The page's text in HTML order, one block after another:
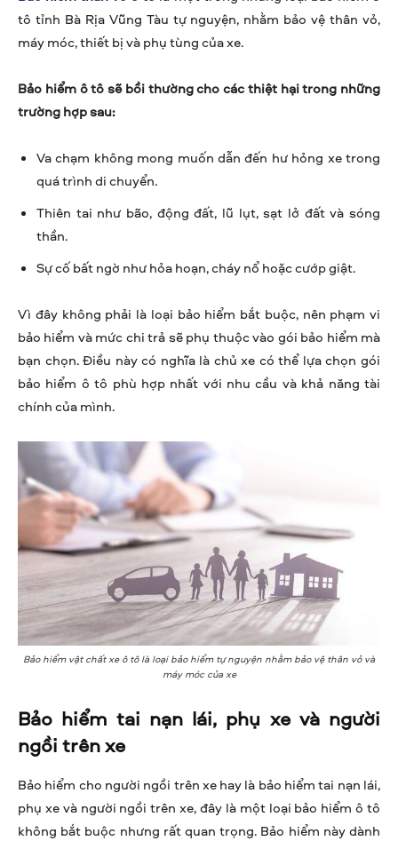
tô tỉnh Bà Rịa Vũng Tàu tự nguyện, nhằm bảo vệ thân vỏ,
máy móc, thiết bị và phụ tùng của xe.
Bảo hiểm ô tô sẽ bồi thường cho các thiệt hại trong những
trường hợp sau:
Va chạm không mong muốn dẫn đến hư hỏng xe trong
quá trình di chuyển.
Thiên tai như bão, động đất, lũ lụt, sạt lở đất và sóng
thần.
Sự cố bất ngờ như hỏa hoạn, cháy nổ hoặc cướp giật.
Vì đây không phải là loại bảo hiểm bắt buộc, nên phạm vi
bảo hiểm và mức chi trả sẽ phụ thuộc vào gói bảo hiểm mà
bạn chọn. Điều này có nghĩa là chủ xe có thể lựa chọn gói
bảo hiểm ô tô phù hợp nhất với nhu cầu và khả năng tài
chính của mình.
Bảo hiểm vật chất xe ô tô là loại bảo hiểm tự nguyện nhằm bảo vệ thân vỏ và
máy móc của xe
Bảo hiểm tai nạn lái, phụ xe và người
ngồi trên xe
Bảo hiểm cho người ngồi trên xe hay là bảo hiểm tai nạn lái,
phụ xe và người ngồi trên xe, đây là một loại bảo hiểm ô tô
không bắt buộc nhưng rất quan trọng. Bảo hiểm này dành